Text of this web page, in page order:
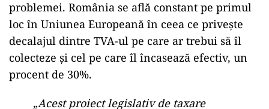
problemei. România se află constant pe primul
loc în Uniunea Europeană în ceea ce privește
decalajul dintre TVA-ul pe care ar trebui să îl
colecteze și cel pe care îl încasează efectiv, un
procent de 30%.
„Acest proiect legislativ de taxare